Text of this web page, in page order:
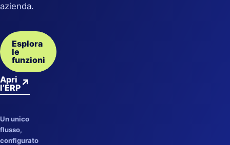
azienda.
Esplora
le
funzioni
Apri
l’ERP↗
Un unico
flusso,
configurato